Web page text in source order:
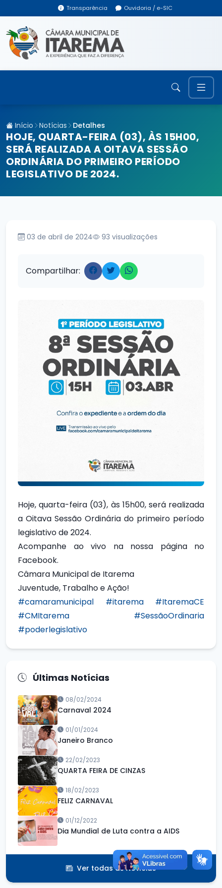
Transparência Ouvidoria / e-SIC
Início Notícias Detalhes
HOJE, QUARTA-FEIRA (03), ÀS 15H00,
SERÁ REALIZADA A OITAVA SESSÃO
ORDINÁRIA DO PRIMEIRO PERÍODO
LEGISLATIVO DE 2024.
03 de abril de 2024 93 visualizações
Compartilhar:
Hoje, quarta-feira (03), às 15h00, será realizada
a Oitava Sessão Ordinária do primeiro período
legislativo de 2024.
Acompanhe ao vivo na nossa página no
Facebook.
Câmara Municipal de Itarema
Juventude, Trabalho e Ação!
#camaramunicipal
#itarema
#ItaremaCE
#CMItarema
#SessãoOrdinaria
#poderlegislativo
Últimas Notícias
08/02/2024
Carnaval 2024
01/01/2024
Janeiro Branco
22/02/2023
QUARTA FEIRA DE CINZAS
18/02/2023
FELIZ CARNAVAL
01/12/2022
Dia Mundial de Luta contra a AIDS
Ver todas as Notícias